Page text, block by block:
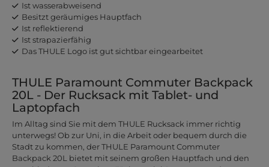
Ist wasserabweisend
Besitzt geräumiges Hauptfach
Ist reflektierend
Ist strapazierfähig
Das THULE Logo ist gut sichtbar eingearbeitet
THULE Paramount Commuter Backpack
20L - Der Rucksack mit Tablet- und
Laptopfach
Im Alltag sind Sie mit dem THULE Rucksack immer richtig
unterwegs! Ob zur Uni, in die Arbeit oder bequem durch die
Stadt zu kommen, der THULE Paramount Commuter
Backpack 20L bietet mit seinem großen Hauptfach und den